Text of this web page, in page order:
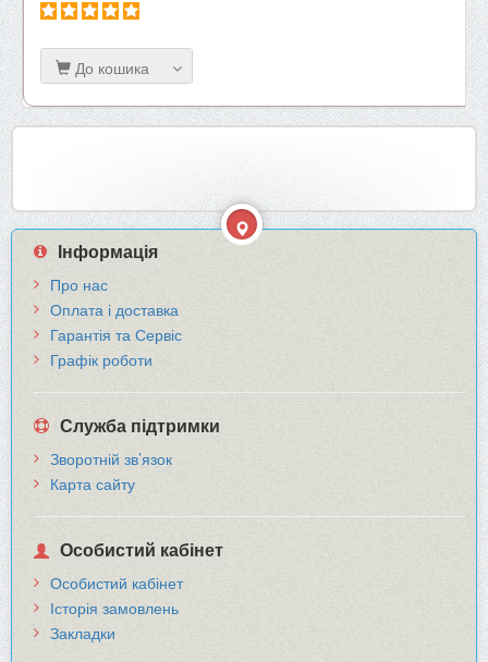
До кошика
Інформація
Про нас
Оплата і доставка
Гарантія та Сервіс
Графік роботи
Служба підтримки
Зворотній зв’язок
Карта сайту
Особистий кабінет
Особистий кабінет
Історія замовлень
Закладки